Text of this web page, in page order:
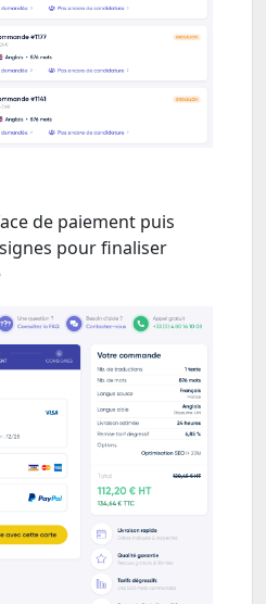
de paiement puis
pour finaliser